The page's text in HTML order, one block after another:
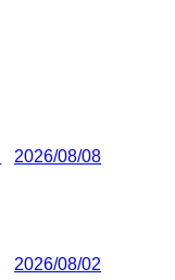
2026/08/08
2026/08/02